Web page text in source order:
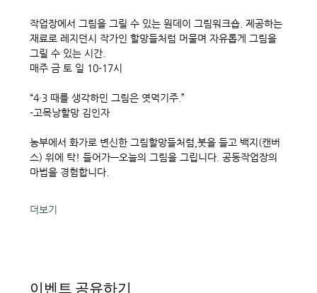
작업장에서 그림을 그릴 수 있는 원데이 그림워크숍. 제공하는
재료로 레지던시 작가인 할망들처럼 머물며 자유롭게 그림을
그릴 수 있는 시간.
매주 금 토 일 10-17시
“4·3 때를 생각하민 그림은 엿먹기주.”
-고목낭할망 김인자
농부에서 화가로 변신한 그림할망들처럼,붓을 들고 백지(캔버
스) 위에 탁! 들어가—오늘의 그림을 그립니다. 공동작업장의
마법을 경험합니다.
더보기
이벤트 공유하기